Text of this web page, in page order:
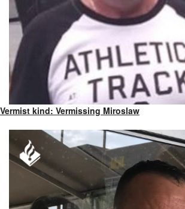
Vermist kind: Vermissing Miroslaw